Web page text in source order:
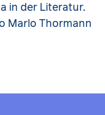
in der Literatur.
Marlo Thormann